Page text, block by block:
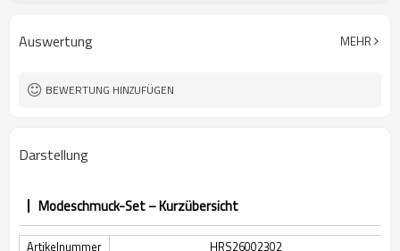
Auswertung MEHR
BEWERTUNG HINZUFÜGEN
Darstellung
Modeschmuck-Set – Kurzübersicht
Artikelnummer HRS26002302